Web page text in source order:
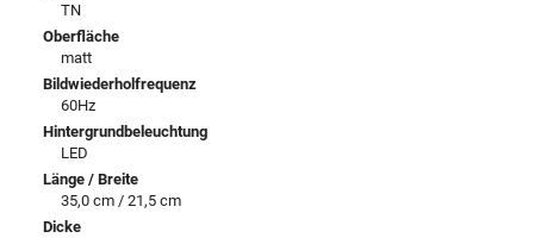
TN
Oberfläche
matt
Bildwiederholfrequenz
60Hz
Hintergrundbeleuchtung
LED
Länge / Breite
35,0 cm / 21,5 cm
Dicke